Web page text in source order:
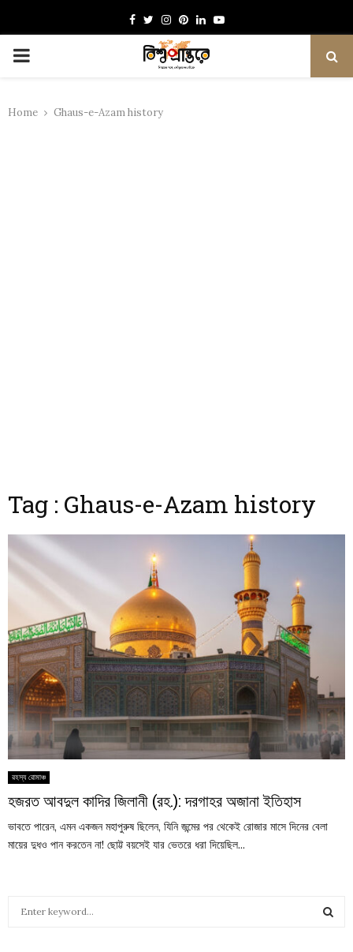
Facebook
TwitterInstagram
Pinterest
LinkedinYoutube
PRIMARY
Home Ghaus-e-Azam history
Tag : Ghaus-e-Azam history
রহস্য রোমাঞ্চ
হজরত আবদুল কাদির জিলানী (রহ.): দরগাহর অজানা ইতিহাস
ভাবতে পারেন, এমন একজন মহাপুরুষ ছিলেন, যিনি জন্মের পর থেকেই রোজার মাসে দিনের বেলা
মায়ের দুধও পান করতেন না! ছোট্ট বয়সেই যার ভেতরে ধরা দিয়েছিল...